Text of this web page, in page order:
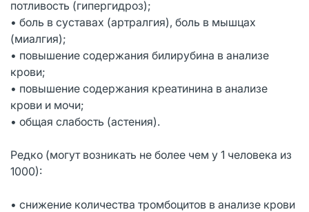
потливость (гипергидроз);
• боль в суставах (артралгия), боль в мышцах
(миалгия);
• повышение содержания билирубина в анализе
крови;
• повышение содержания креатинина в анализе
крови и мочи;
• общая слабость (астения).
Редко (могут возникать не более чем у 1 человека из
1000):
• снижение количества тромбоцитов в анализе крови